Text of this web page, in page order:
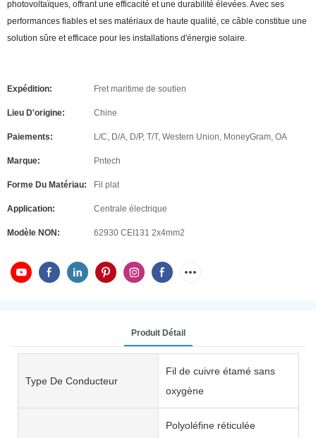
photovoltaïques, offrant une efficacité et une durabilité élevées. Avec ses
performances fiables et ses matériaux de haute qualité, ce câble constitue une
solution sûre et efficace pour les installations d'énergie solaire.
Expédition: Fret maritime de soutien
Lieu D'origine: Chine
Paiements: L/C, D/A, D/P, T/T, Western Union, MoneyGram, OA
Marque: Pntech
Forme Du Matériau: Fil plat
Application: Centrale électrique
Modèle NON: 62930 CEI131 2x4mm2
Produit Détail
Type De Conducteur
Fil de cuivre étamé sans
oxygène
Polyoléfine réticulée